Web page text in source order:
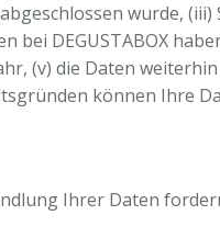
wurde, (iii)
bei DEGUSTABOX
(v) die Daten
können Ihre
Ihrer Daten